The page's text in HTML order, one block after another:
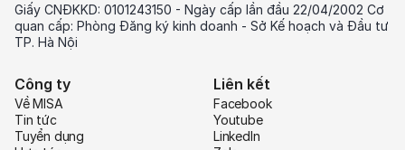
Giấy CNĐKKD: 0101243150 - Ngày cấp lần đầu 22/04/2002 Cơ
quan cấp: Phòng Đăng ký kinh doanh - Sở Kế hoạch và Đầu tư
TP. Hà Nội
Công ty
Về MISA
Tin tức
Tuyển dụng
Liên kết
Facebook
Youtube
LinkedIn